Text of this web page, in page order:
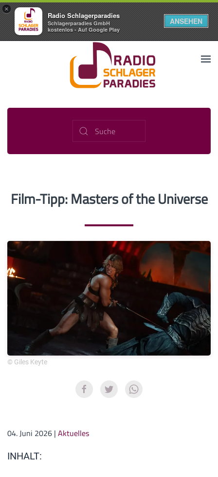
×
Radio Schlagerparadies
Schlagerparadies GmbH
kostenlos - Auf Google Play
ANSEHEN
Film-Tipp: Masters of the Universe
© Giles Keyte
04. Juni 2026 | Aktuelles
INHALT: